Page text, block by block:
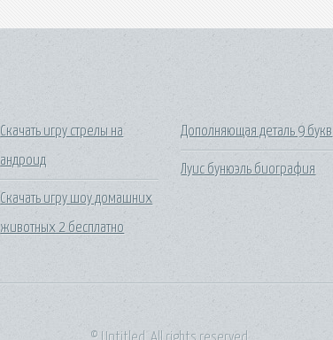
Скачать игру стрелы на
андроид
Скачать игру шоу домашних
животных 2 бесплатно
Дополняющая деталь 9 букв
Луис бунюэль биография